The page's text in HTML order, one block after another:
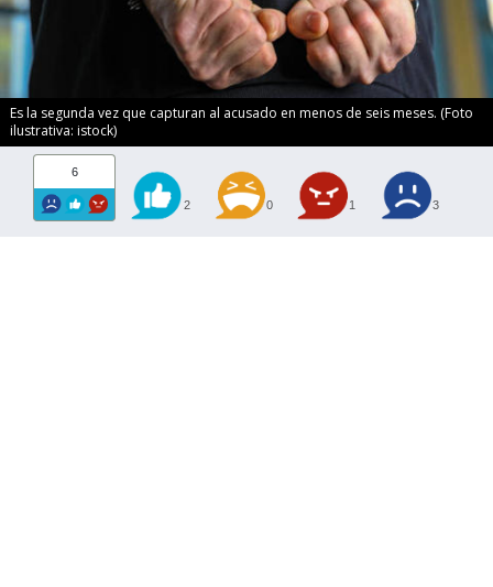
Es la segunda vez que capturan al acusado en menos de seis meses. (Foto
ilustrativa: istock)
6
2 0 1 3